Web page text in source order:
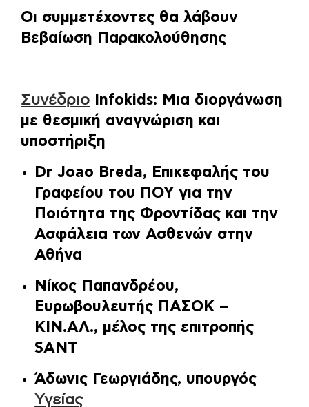
Οι συμμετέχοντες θα λάβουν
Βεβαίωση Παρακολούθησης
Συνέδριο Infokids: Μια διοργάνωση
με θεσμική αναγνώριση και
υποστήριξη
Dr Joao Breda, Επικεφαλής του
Γραφείου του ΠΟΥ για την
Ποιότητα της Φροντίδας και την
Ασφάλεια των Ασθενών στην
Αθήνα
Νίκος Παπανδρέου,
Ευρωβουλευτής ΠΑΣΟΚ –
ΚΙΝ.ΑΛ., μέλος της επιτροπής
SANT
Άδωνις Γεωργιάδης, υπουργός
Υγείας